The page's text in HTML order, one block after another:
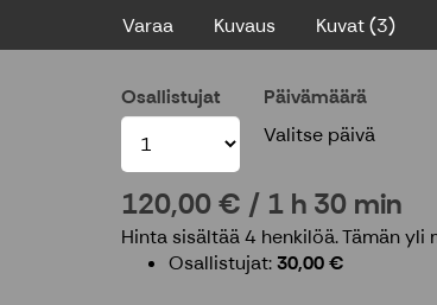
Varaa Kuvaus Kuvat (3)
Osallistujat
Päivämäärä
Valitse päivä
120,00 € / 1 h 30 min
Hinta sisältää 4 henkilöä.Tämän yli
Osallistujat 30,00 €